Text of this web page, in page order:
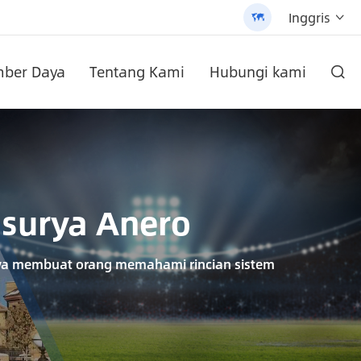
 Inggris 
Daya Tentang Kami Hubungi kami 
Anero
membuat orang memahami rincian sistem